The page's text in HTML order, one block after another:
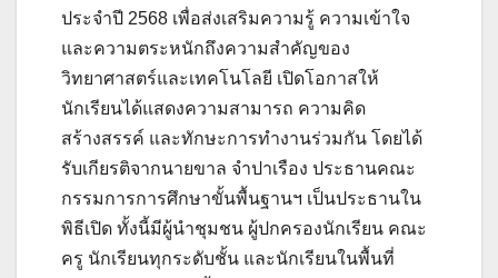
ประจำปี 2568 เพื่อส่งเสริมความรู้ ความเข้าใจ
และความตระหนักถึงความสำคัญของ
วิทยาศาสตร์และเทคโนโลยี เปิดโอกาสให้
นักเรียนได้แสดงความสามารถ ความคิด
สร้างสรรค์ และทักษะการทำงานร่วมกัน โดยได้
รับเกียรติจากนายขาล จำปาเรือง ประธานคณะ
กรรมการการศึกษาขั้นพื้นฐานฯ เป็นประธานใน
พิธีเปิด ทั้งนี้มีผู้นำชุมชน ผู้ปกครองนักเรียน คณะ
ครู นักเรียนทุกระดับชั้น และนักเรียนในพื้นที่